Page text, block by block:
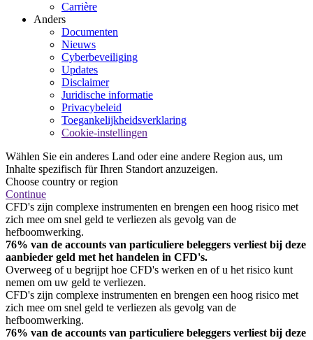
Carrière
Anders
Documenten
Nieuws
Cyberbeveiliging
Updates
Disclaimer
Juridische informatie
Privacybeleid
Toegankelijkheidsverklaring
Cookie-instellingen
Wählen Sie ein anderes Land oder eine andere Region aus, um
Inhalte spezifisch für Ihren Standort anzuzeigen.
Choose country or region
Continue
CFD's zijn complexe instrumenten en brengen een hoog risico met
zich mee om snel geld te verliezen als gevolg van de
hefboomwerking.
76% van de accounts van particuliere beleggers verliest bij deze
aanbieder geld met het handelen in CFD's.
Overweeg of u begrijpt hoe CFD's werken en of u het risico kunt
nemen om uw geld te verliezen.
CFD's zijn complexe instrumenten en brengen een hoog risico met
zich mee om snel geld te verliezen als gevolg van de
hefboomwerking.
76% van de accounts van particuliere beleggers verliest bij deze